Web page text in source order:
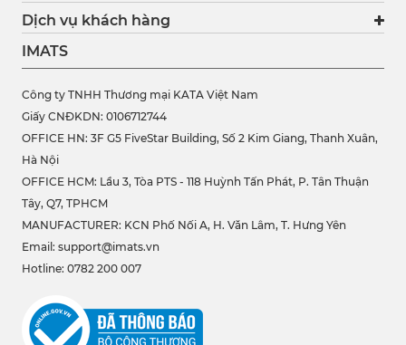
Dịch vụ khách hàng
IMATS
Công ty TNHH Thương mại KATA Việt Nam
Giấy CNĐKDN: 0106712744
OFFICE HN: 3F G5 FiveStar Building, Số 2 Kim Giang, Thanh Xuân,
Hà Nội
OFFICE HCM: Lầu 3, Tòa PTS - 118 Huỳnh Tấn Phát, P. Tân Thuận
Tây, Q7, TPHCM
MANUFACTURER: KCN Phố Nối A, H. Văn Lâm, T. Hưng Yên
Email: support@imats.vn
Hotline: 0782 200 007